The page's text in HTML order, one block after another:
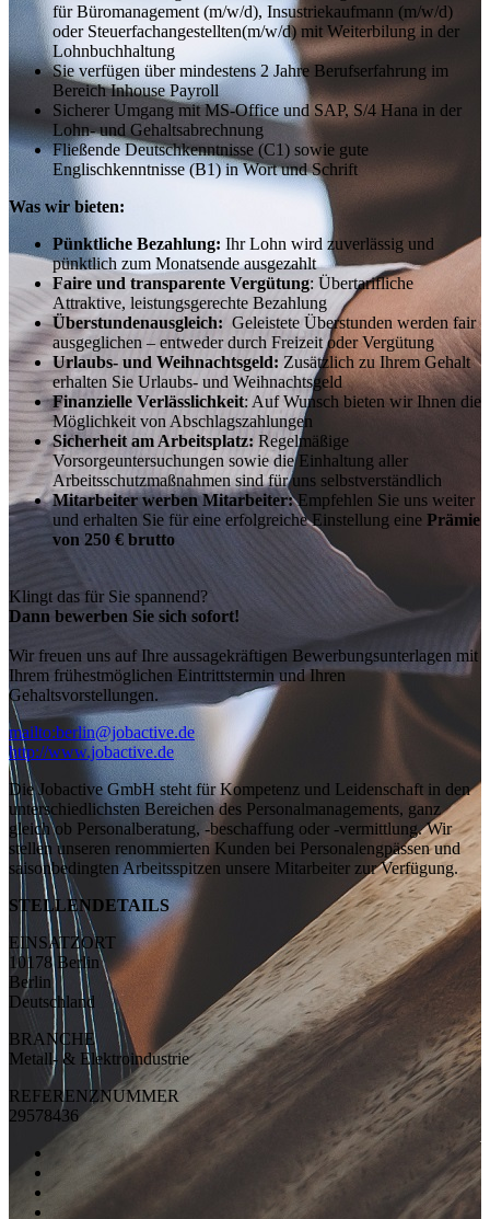
für Büromanagement (m/w/d), Insustriekaufmann (m/w/d)
oder Steuerfachangestellten(m/w/d) mit Weiterbilung in der
Lohnbuchhaltung
Sie verfügen über mindestens 2 Jahre Berufserfahrung im
Bereich Inhouse Payroll
Sicherer Umgang mit MS-Office und SAP, S/4 Hana in der
Lohn- und Gehaltsabrechnung
Fließende Deutschkenntnisse (C1) sowie gute
Englischkenntnisse (B1) in Wort und Schrift
Was wir bieten:
Pünktliche Bezahlung: Ihr Lohn wird zuverlässig und
pünktlich zum Monatsende ausgezahlt
Faire und transparente Vergütung: Übertarifliche
Attraktive, leistungsgerechte Bezahlung
Überstundenausgleich: Geleistete Überstunden werden fair
ausgeglichen – entweder durch Freizeit oder Vergütung
Urlaubs- und Weihnachtsgeld: Zusätzlich zu Ihrem Gehalt
erhalten Sie Urlaubs- und Weihnachtsgeld
Finanzielle Verlässlichkeit: Auf Wunsch bieten wir Ihnen die
Möglichkeit von Abschlagszahlungen
Sicherheit am Arbeitsplatz:Regelmäßige
Vorsorgeuntersuchungen sowie die Einhaltung aller
Arbeitsschutzmaßnahmen sind für uns selbstverständlich
Mitarbeiter werben Mitarbeiter:Empfehlen Sie uns weiter
und erhalten Sie für eine erfolgreiche Einstellung eine Prämie
von 250 € brutto
Klingt das für Sie spannend?
Dann bewerben Sie sich sofort!
Wir freuen uns auf Ihre aussagekräftigen Bewerbungsunterlagen mit
Ihrem frühestmöglichen Eintrittstermin und Ihren
Gehaltsvorstellungen.
mailto:berlin@jobactive.de
http://www.jobactive.de
Die Jobactive GmbH steht für Kompetenz und Leidenschaft in den
unterschiedlichsten Bereichen des Personalmanagements, ganz
gleich ob Personalberatung, -beschaffung oder -vermittlung. Wir
stellen unseren renommierten Kunden bei Personalengpässen und
saisonbedingten Arbeitsspitzen unsere Mitarbeiter zur Verfügung.
STELLENDETAILS
EINSATZORT
10178 Berlin
Berlin
Deutschland
BRANCHE
Metall- & Elektroindustrie
REFERENZNUMMER
29578436